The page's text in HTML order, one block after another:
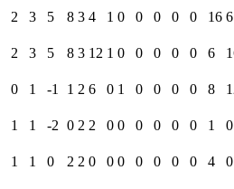
2 3 5 8 3 4 1 0 0 0 0 0 16
2 3 5 8 3 12 1 0 0 0 0 0 6
0 1 -1 1 2 6 0 1 0 0 0 0 8
1 1 -2 0 2 2 0 0 0 0 0 0 1
1 1 0 2 2 0 0 0 0 0 0 0 4